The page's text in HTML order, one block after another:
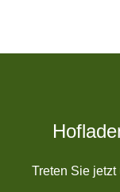
Treten Sie